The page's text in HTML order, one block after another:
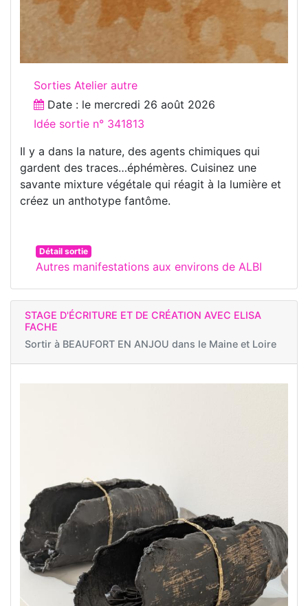
Sorties Atelier autre
Date : le mercredi 26 août 2026
Idée sortie n° 341813
Il y a dans la nature, des agents chimiques qui
gardent des traces…éphémères. Cuisinez une
savante mixture végétale qui réagit à la lumière et
créez un anthotype fantôme.
Détail sortie
Autres manifestations aux environs de ALBI
STAGE D'ÉCRITURE ET DE CRÉATION AVEC ELISA
FACHE
Sortir à BEAUFORT EN ANJOU dans le Maine et Loire